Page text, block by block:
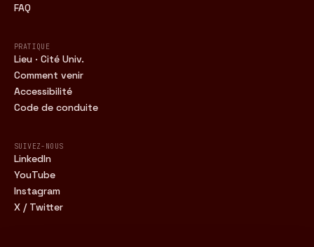
FAQ
PRATIQUE
Lieu · Cité Univ.
Comment venir
Accessibilité
Code de conduite
SUIVEZ-NOUS
LinkedIn
YouTube
Instagram
X / Twitter